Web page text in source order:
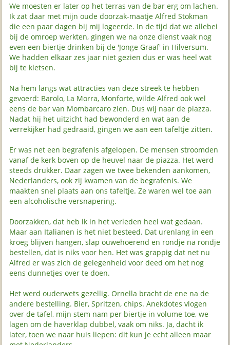
We moesten er later op het terras van de bar erg om lachen.
Ik zat daar met mijn oude doorzak-maatje Alfred Stokman
die een paar dagen bij mij logeerde. In de tijd dat we allebei
bij de omroep werkten, gingen we na onze dienst vaak nog
even een biertje drinken bij de 'Jonge Graaf' in Hilversum.
We hadden elkaar zes jaar niet gezien dus er was heel wat
bij te kletsen.
Na hem langs wat attracties van deze streek te hebben
gevoerd: Barolo, La Morra, Monforte, wilde Alfred ook wel
eens de bar van Mombarcaro zien. Dus wij naar de piazza.
Nadat hij het uitzicht had bewonderd en wat aan de
verrekijker had gedraaid, gingen we aan een tafeltje zitten.
Er was net een begrafenis afgelopen. De mensen stroomden
vanaf de kerk boven op de heuvel naar de piazza. Het werd
steeds drukker. Daar zagen we twee bekenden aankomen,
Nederlanders, ook zij kwamen van de begrafenis. We
maakten snel plaats aan ons tafeltje. Ze waren wel toe aan
een alcoholische versnapering.
Doorzakken, dat heb ik in het verleden heel wat gedaan.
Maar aan Italianen is het niet besteed. Dat urenlang in een
kroeg blijven hangen, slap ouwehoerend en rondje na rondje
bestellen, dat is niks voor hen. Het was grappig dat net nu
Alfred er was zich de gelegenheid voor deed om het nog
eens dunnetjes over te doen.
Het werd ouderwets gezellig. Ornella bracht de ene na de
andere bestelling. Bier, Spritzen, chips. Anekdotes vlogen
over de tafel, mijn stem nam per biertje in volume toe, we
lagen om de haverklap dubbel, vaak om niks. Ja, dacht ik
later, toen we naar huis liepen: dit kun je echt alleen maar